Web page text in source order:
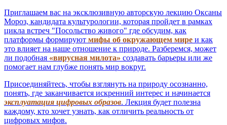
Приглашаем вас на эксклюзивную авторскую лекцию Оксаны
Мороз, кандидата культурологии, которая пройдет в рамках
цикла встреч "Посольство живого" где обсудим, как
платформы формируют мифы об окружающем мире и как
это влияет на наше отношение к природе. Разберемся, может
ли подобная «вирусная милота» создавать барьеры или же
помогает нам глубже понять мир вокруг.
Присоединяйтесь, чтобы взглянуть на природу осознанно,
понять, где заканчивается искренний интерес и начинается
эксплуатация цифровых образов. Лекция будет полезна
каждому, кто хочет узнать, как отличить реальность от
цифровых мифов.